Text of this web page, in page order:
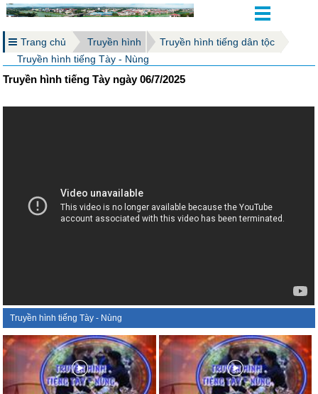
Trang chủ Truyền hình
Truyền hình tiếng dân tộc
Truyền hình tiếng Tày - Nùng
Truyền hình tiếng Tày ngày 06/7/2025
Truyền hình tiếng Tày - Nùng